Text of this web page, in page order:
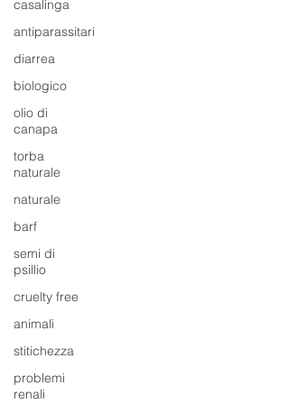
casalinga
antiparassitari
diarrea
biologico
olio di
canapa
torba
naturale
naturale
barf
semi di
psillio
cruelty free
animali
stitichezza
problemi
renali